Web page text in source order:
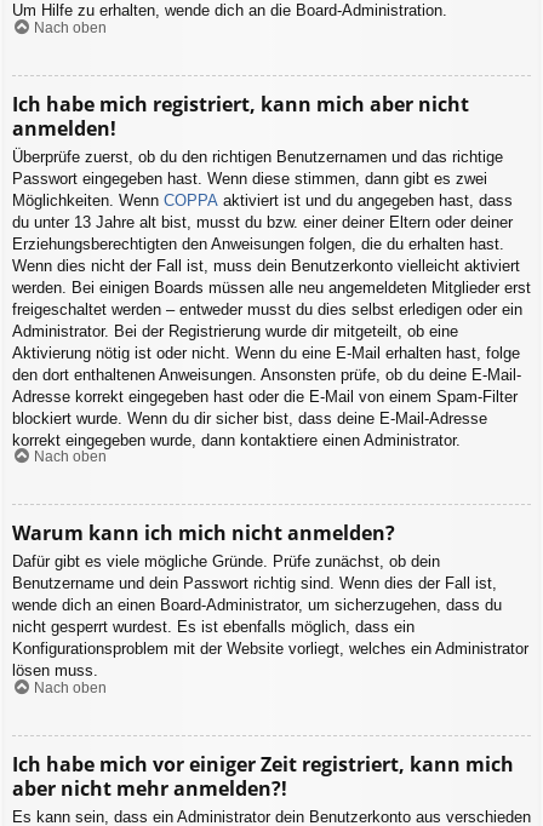
Um Hilfe zu erhalten, wende dich an die Board-Administration.
Nach oben
Ich habe mich registriert, kann mich aber nicht
anmelden!
Überprüfe zuerst, ob du den richtigen Benutzernamen und das richtige
Passwort eingegeben hast. Wenn diese stimmen, dann gibt es zwei
Möglichkeiten. Wenn COPPA aktiviert ist und du angegeben hast, dass
du unter 13 Jahre alt bist, musst du bzw. einer deiner Eltern oder deiner
Erziehungsberechtigten den Anweisungen folgen, die du erhalten hast.
Wenn dies nicht der Fall ist, muss dein Benutzerkonto vielleicht aktiviert
werden. Bei einigen Boards müssen alle neu angemeldeten Mitglieder erst
freigeschaltet werden – entweder musst du dies selbst erledigen oder ein
Administrator. Bei der Registrierung wurde dir mitgeteilt, ob eine
Aktivierung nötig ist oder nicht. Wenn du eine E-Mail erhalten hast, folge
den dort enthaltenen Anweisungen. Ansonsten prüfe, ob du deine E-Mail-
Adresse korrekt eingegeben hast oder die E-Mail von einem Spam-Filter
blockiert wurde. Wenn du dir sicher bist, dass deine E-Mail-Adresse
korrekt eingegeben wurde, dann kontaktiere einen Administrator.
Nach oben
Warum kann ich mich nicht anmelden?
Dafür gibt es viele mögliche Gründe. Prüfe zunächst, ob dein
Benutzername und dein Passwort richtig sind. Wenn dies der Fall ist,
wende dich an einen Board-Administrator, um sicherzugehen, dass du
nicht gesperrt wurdest. Es ist ebenfalls möglich, dass ein
Konfigurationsproblem mit der Website vorliegt, welches ein Administrator
lösen muss.
Nach oben
Ich habe mich vor einiger Zeit registriert, kann mich
aber nicht mehr anmelden?!
Es kann sein, dass ein Administrator dein Benutzerkonto aus verschieden